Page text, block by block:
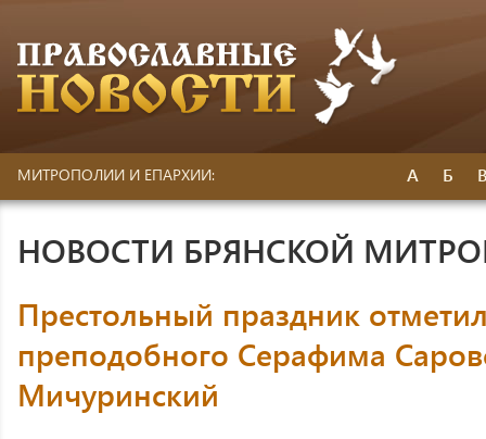
МИТРОПОЛИИ И ЕПАРХИИ: А Б
НОВОСТИ БРЯНСКОЙ
Престольный праздник
преподобного Серафима
Мичуринский